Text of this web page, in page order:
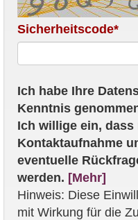
Sicherheitscode*
Ich habe Ihre
Kenntnis
Ich willige ein, dass
Kontaktaufnahme
eventuelle
werden. [Mehr]
Hinweis: Diese
mit Wirkung für die